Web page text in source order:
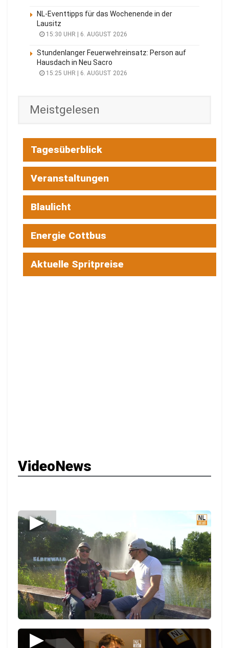
NL-Eventtipps für das Wochenende in der
Lausitz
15:30 UHR | 6. AUGUST 2026
Stundenlanger Feuerwehreinsatz: Person auf
Hausdach in Neu Sacro
15:25 UHR | 6. AUGUST 2026
Meistgelesen
Tagesüberblick
Veranstaltungen
Blaulicht
Energie Cottbus
Aktuelle Spritpreise
VideoNews
▶
▶